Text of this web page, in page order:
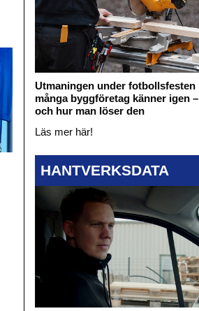
Utmaningen under fotbollsfesten
många byggföretag känner igen –
och hur man löser den
Läs mer här!
HANTVERKSDATA